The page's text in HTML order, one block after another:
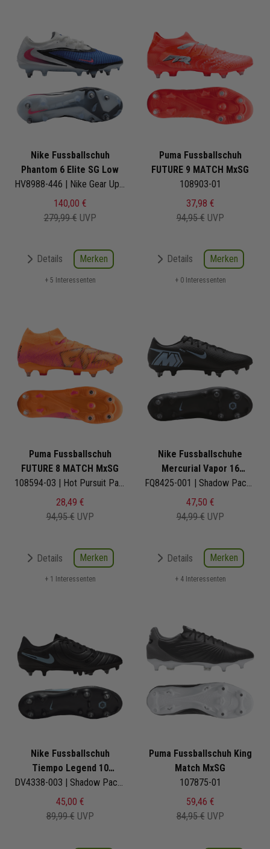
Nike Fussballschuh
Phantom 6 Elite SG Low
140,00 €
279,99 € UVP
Details Merken
+ 5 Interessenten
Puma Fussballschuh
FUTURE 9 MATCH MxSG
108903-01
37,98 €
94,95 € UVP
Details Merken
+ 0 Interessenten
Puma Fussballschuh
FUTURE 8 MATCH MxSG
108594-03 | Hot Pursuit Pack | Herren
28,49 €
94,95 € UVP
Details Merken
+ 1 Interessenten
Nike Fussballschuhe
Mercurial Vapor 16
Academy SG
FQ8425-001 | Shadow Pack | Herren
47,50 €
94,99 € UVP
Details Merken
+ 4 Interessenten
Nike Fussballschuh
Tiempo Legend 10
Academy SG Pro AC
DV4338-003 | Shadow Pack | Herren
45,00 €
89,99 € UVP
Puma Fussballschuh King
Match MxSG
107875-01
59,46 €
84,95 € UVP